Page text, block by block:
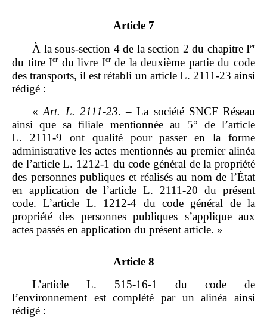
Article 7
À la sous‑section 4 de la section 2 du chapitre Ier
du titre Ier du livre Ierde la deuxième partie du code
des transports, il est rétabli un article L. 2111‑23 ainsi
rédigé :
«Art. L. 2111‑23. – La société SNCF Réseau
ainsi que sa filiale mentionnée au 5° de l’article
L. 2111‑9 ont qualité pour passer en la forme
administrative les actes mentionnés au premier alinéa
de l’article L. 1212‑1 du code général de la propriété
des personnes publiques et réalisés au nom de l’État
en application de l’article L. 2111‑20 du présent
code. L’article L. 1212‑4 du code général de la
propriété des personnes publiques s’applique aux
actes passés en application du présent article. »
Article 8
L’article L. 515‑16‑1 du code de
l’environnement est complété par un alinéa ainsi
rédigé :